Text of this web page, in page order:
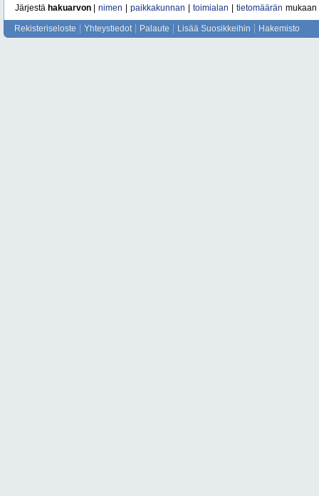
Järjestä hakuarvon nimen paikkakunnan toimialan tietomäärän mukaan
Rekisteriseloste Yhteystiedot Palaute Lisää Suosikkeihin Hakemisto